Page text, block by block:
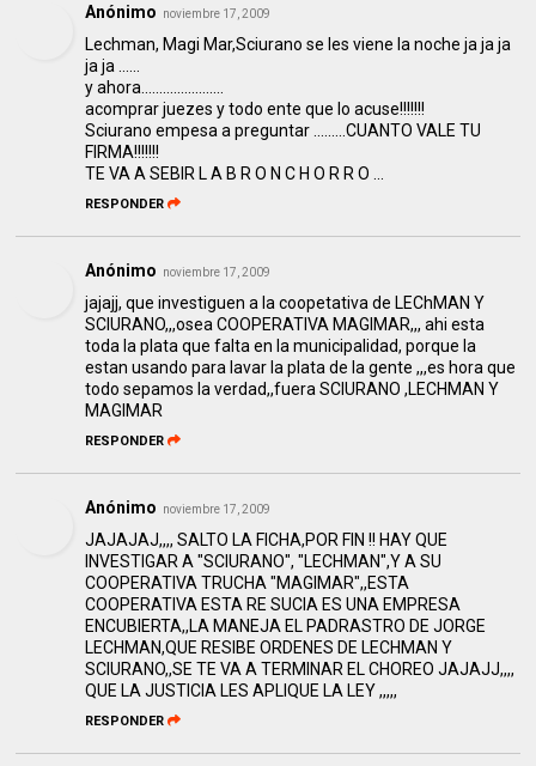
Anónimo noviembre 17, 2009
Lechman, Magi Mar,Sciurano se les viene la noche ja ja ja
ja ja ......
y ahora.......................
acomprar juezes y todo ente que lo acuse!!!!!!!
Sciurano empesa a preguntar .........CUANTO VALE TU
FIRMA!!!!!!!
TE VA A SEBIR L A B R O N C H O R R O ...
RESPONDER
Anónimo noviembre 17, 2009
jajajj, que investiguen a la coopetativa de LEChMAN Y
SCIURANO,,,osea COOPERATIVA MAGIMAR,,, ahi esta
toda la plata que falta en la municipalidad, porque la
estan usando para lavar la plata de la gente ,,,es hora que
todo sepamos la verdad,,fuera SCIURANO ,LECHMAN Y
MAGIMAR
RESPONDER
Anónimo noviembre 17, 2009
JAJAJAJ,,,, SALTO LA FICHA,POR FIN !! HAY QUE
INVESTIGAR A "SCIURANO", "LECHMAN",Y A SU
COOPERATIVA TRUCHA "MAGIMAR",,ESTA
COOPERATIVA ESTA RE SUCIA ES UNA EMPRESA
ENCUBIERTA,,LA MANEJA EL PADRASTRO DE JORGE
LECHMAN,QUE RESIBE ORDENES DE LECHMAN Y
SCIURANO,,SE TE VA A TERMINAR EL CHOREO JAJAJJ,,,,
QUE LA JUSTICIA LES APLIQUE LA LEY ,,,,,
RESPONDER